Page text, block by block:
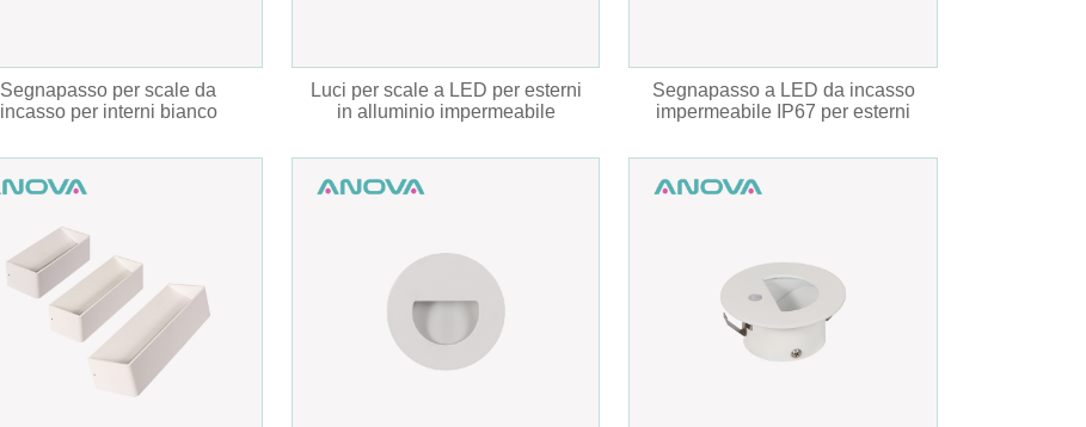
Segnapasso per scale da
incasso per interni bianco
Luci per scale a LED per esterni
in alluminio impermeabile
Segnapasso a LED da incasso
impermeabile IP67 per esterni